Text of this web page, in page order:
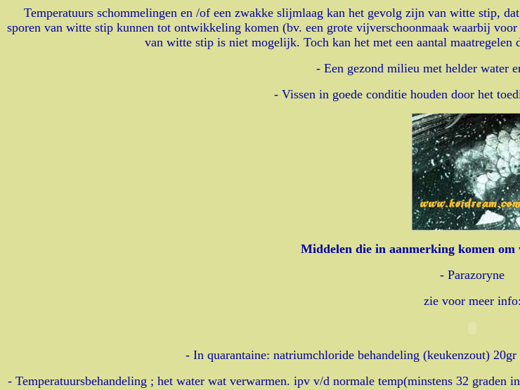
Temperatuurs schommelingen en /of een zwakke slijmlaag kan het gevolg zijn van witte stip,
sporen van witte stip kunnen tot ontwikkeling komen (bv. een grote vijverschoonmaak waarbij
van witte stip is niet mogelijk. Toch kan het met een aantal
- Een gezond milieu met helder water
- Vissen in goede conditie houden door het
Middelen die in aanmerking komen
- Parazoryne
zie voor meer info:
- In quarantaine: natriumchloride behandeling (keukenzout)
- Temperatuursbehandeling ; het water wat verwarmen. ipv v/d normale temp(minstens 32